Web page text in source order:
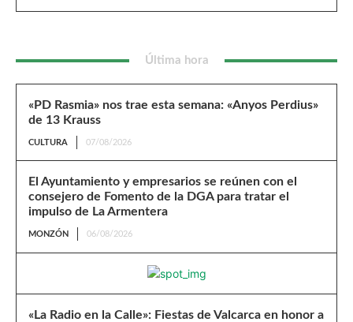
Última hora
«PD Rasmia» nos trae esta semana: «Anyos Perdius»
de 13 Krauss
CULTURA 07/08/2026
El Ayuntamiento y empresarios se reúnen con el
consejero de Fomento de la DGA para tratar el
impulso de La Armentera
MONZÓN 06/08/2026
«La Radio en la Calle»: Fiestas de Valcarca en honor a